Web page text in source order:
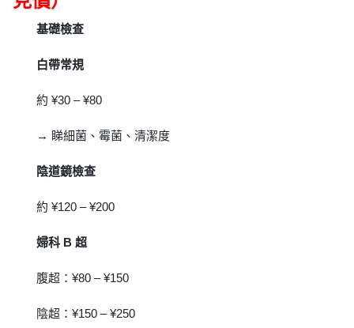
基礎檢查
白帶常規
約 ¥30 – ¥80
→ 睇細菌、霉菌、清潔度
陰道鏡檢查
約 ¥120 – ¥200
婦科 B 超
腹超：¥80 – ¥150
陰超：¥150 – ¥250